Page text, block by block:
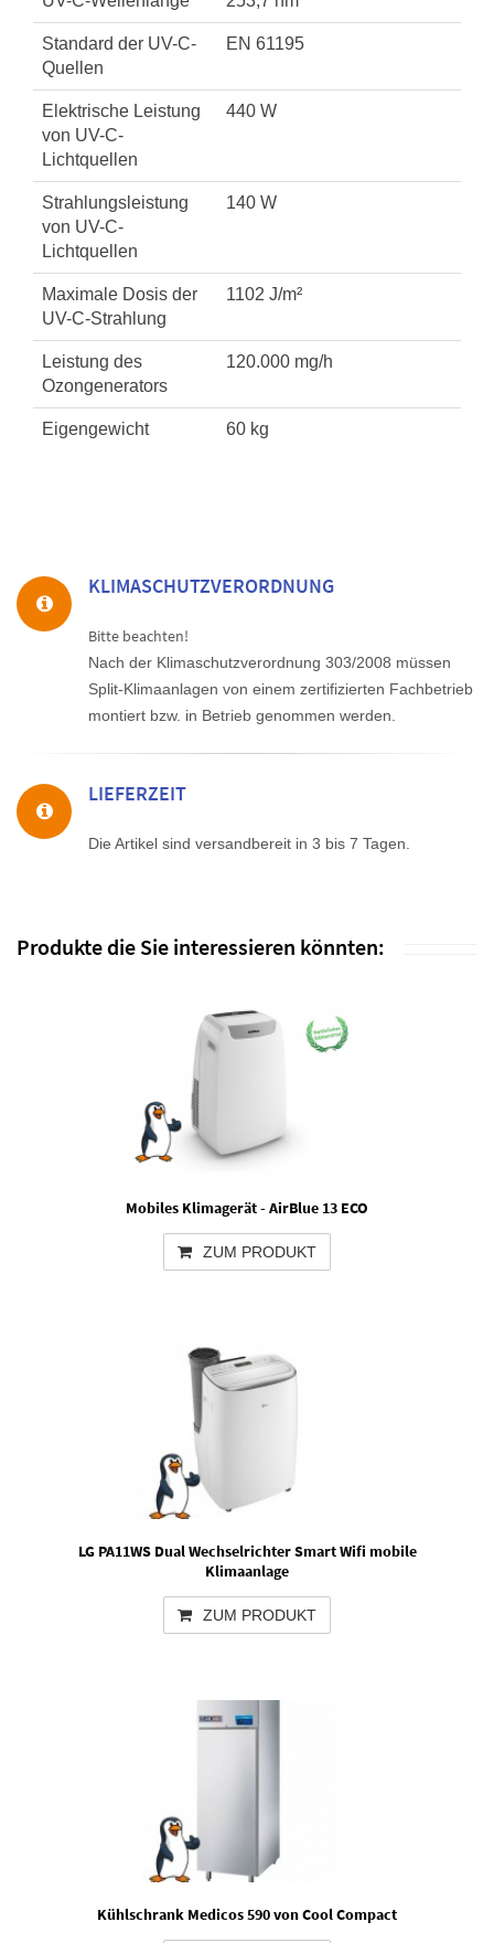
Standard der UV-C-
Quellen
EN 61195
Elektrische Leistung
von UV-C-
Lichtquellen
440 W
Strahlungsleistung
von UV-C-
Lichtquellen
140 W
Maximale Dosis der
UV-C-Strahlung
1102 J/m²
Leistung des
Ozongenerators
120.000 mg/h
Eigengewicht 60 kg
KLIMASCHUTZVERORDNUNG
Bitte beachten!
Nach der Klimaschutzverordnung 303/2008 müssen
Split-Klimaanlagen von einem zertifizierten Fachbetrieb
montiert bzw. in Betrieb genommen werden.
LIEFERZEIT
Die Artikel sind versandbereit in 3 bis 7 Tagen.
Produkte die Sie interessieren könnten:
Mobiles Klimagerät - AirBlue 13 ECO
ZUM PRODUKT
LG PA11WS Dual Wechselrichter Smart Wifi mobile
Klimaanlage
ZUM PRODUKT
Kühlschrank Medicos 590 von Cool Compact